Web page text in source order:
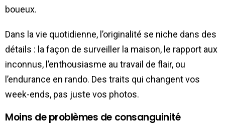
boueux.
Dans la vie quotidienne, l’originalité se niche dans des
détails : la façon de surveiller la maison, le rapport aux
inconnus, l’enthousiasme au travail de flair, ou
l’endurance en rando. Des traits qui changent vos
week-ends, pas juste vos photos.
Moins de problèmes de consanguinité